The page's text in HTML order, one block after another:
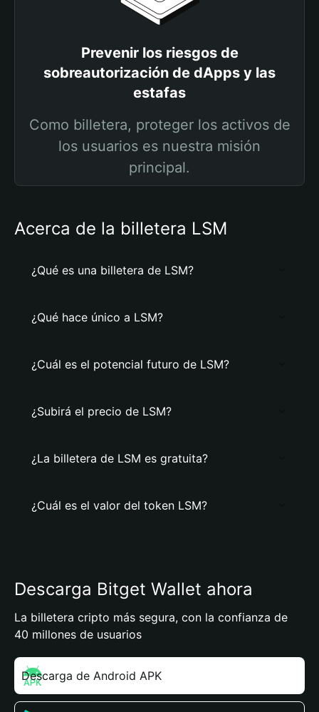
Prevenir los riesgos de
sobreautorización de dApps y las
estafas
Como billetera, proteger los activos de
los usuarios es nuestra misión
principal.
Acerca de la billetera LSM
¿Qué es una billetera de LSM?
¿Qué hace único a LSM?
¿Cuál es el potencial futuro de LSM?
¿Subirá el precio de LSM?
¿La billetera de LSM es gratuita?
¿Cuál es el valor del token LSM?
Descarga Bitget Wallet ahora
La billetera cripto más segura, con la confianza de
40 millones de usuarios
Descarga de Android APK